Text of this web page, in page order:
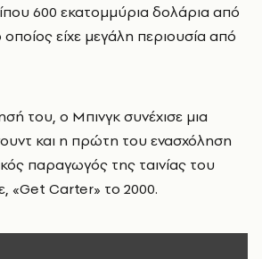
600 εκατομμύρια δολάρια από
είχε μεγάλη περιουσία από
του, ο Μπινγκ συνέχισε μια
και η πρώτη του ενασχόληση
παραγωγός της ταινίας του
«Get Carter» το 2000.